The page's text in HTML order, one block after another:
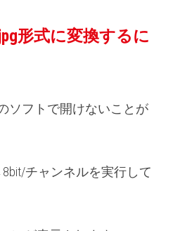
形式に変換するに
ソフトで開けないことが
チャンネルを実行して